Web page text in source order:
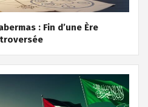
: Fin d’une Ère